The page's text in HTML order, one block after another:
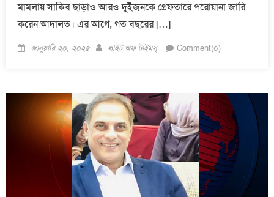
মামলায় সাকিব ছাড়াও আরও দুইজনকে গ্রেফতারে পরোয়ানা জারি
করেন আদালত। এর আগে, গত বছরের […]
Posted
জানুয়ারি ২০, ২০২৫ Author
লাইট অফ টাইমস্ Comment(০)